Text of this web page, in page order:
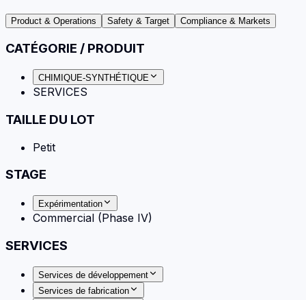
Product & Operations Safety & Target Compliance & Markets
CATÉGORIE / PRODUIT
CHIMIQUE-SYNTHÉTIQUE
SERVICES
TAILLE DU LOT
Petit
STAGE
Expérimentation
Commercial (Phase IV)
SERVICES
Services de développement
Services de fabrication